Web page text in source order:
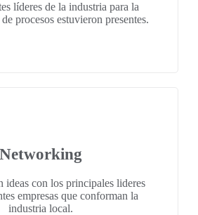
líderes de la industria para la
procesos estuvieron presentes.
Networking
ideas con los principales lideres
empresas que conforman la
industria local.